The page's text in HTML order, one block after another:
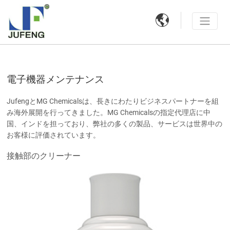

電子機器メンテナンス
JufengとMG Chemicalsは、長きにわたりビジネスパートナーを組
み海外展開を行ってきました。MG Chemicalsの指定代理店に中
国、インドを担っており、弊社の多くの製品、サービスは世界中の
お客様に評価されています。
接触部のクリーナー